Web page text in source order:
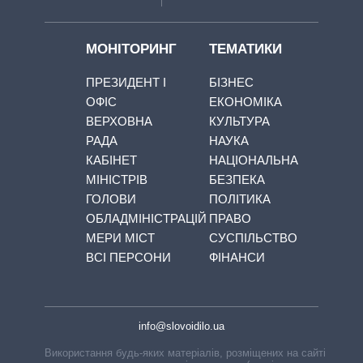
МОНІТОРИНГ
ПРЕЗИДЕНТ І
ОФІС
ВЕРХОВНА
РАДА
КАБІНЕТ
МІНІСТРІВ
ГОЛОВИ
ОБЛАДМІНІСТРАЦІЙ
МЕРИ МІСТ
ВСІ ПЕРСОНИ
ТЕМАТИКИ
БІЗНЕС
ЕКОНОМІКА
КУЛЬТУРА
НАУКА
НАЦІОНАЛЬНА
БЕЗПЕКА
ПОЛІТИКА
ПРАВО
СУСПІЛЬСТВО
ФІНАНСИ
info@slovoidilo.ua
Використання будь-яких матеріалів, розміщених на сайті,